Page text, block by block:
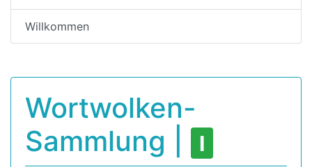
Willkommen
Wortwolken-
Sammlung |
I